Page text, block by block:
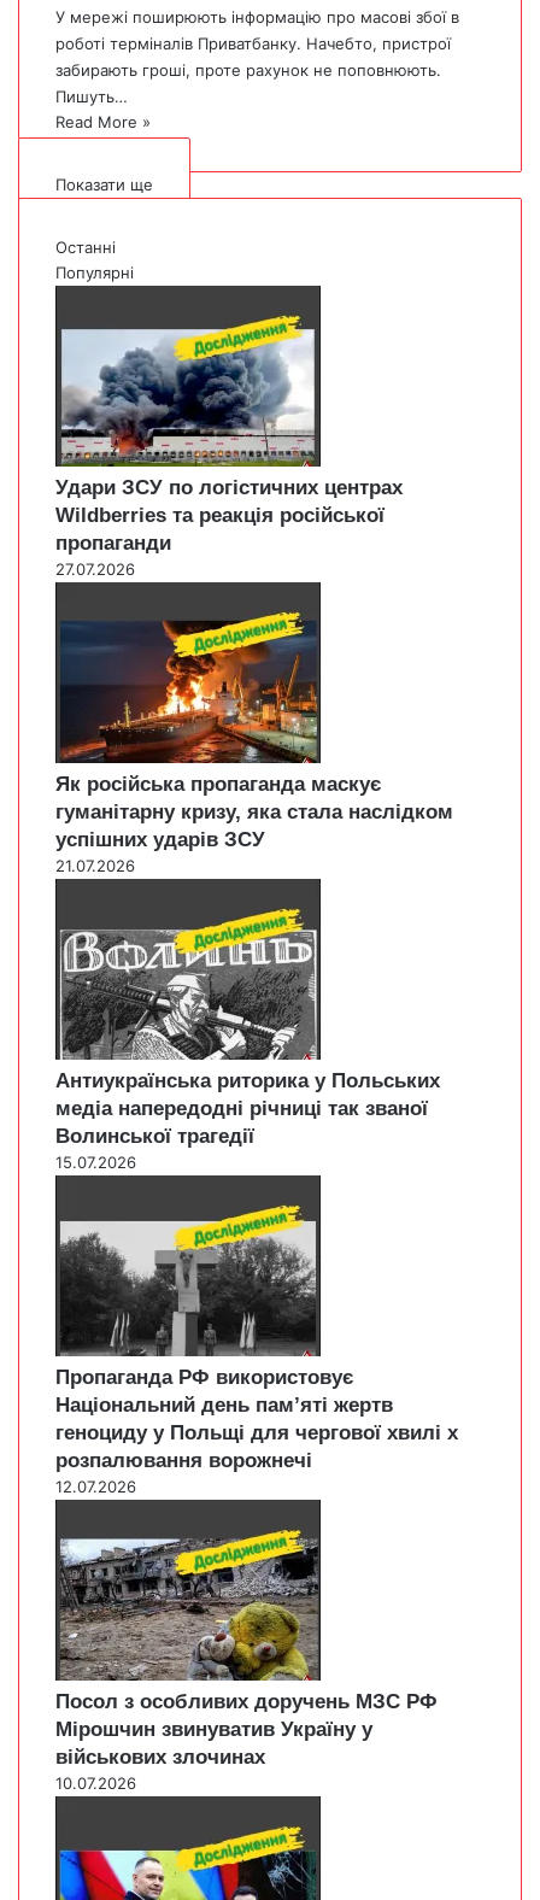
У мережі поширюють інформацію про масові збої в
роботі терміналів Приватбанку. Начебто, пристрої
забирають гроші, проте рахунок не поповнюють.
Пишуть…
Read More »
Показати ще
Останні
Популярні
Удари ЗСУ по логістичних центрах
Wildberries та реакція російської
пропаганди
27.07.2026
Як російська пропаганда маскує
гуманітарну кризу, яка стала наслідком
успішних ударів ЗСУ
21.07.2026
Антиукраїнська риторика у Польських
медіа напередодні річниці так званої
Волинської трагедії
15.07.2026
Пропаганда РФ використовує
Національний день пам’яті жертв
геноциду у Польщі для чергової хвилі х
розпалювання ворожнечі
12.07.2026
Посол з особливих доручень МЗС РФ
Мірошчин звинуватив Україну у
військових злочинах
10.07.2026